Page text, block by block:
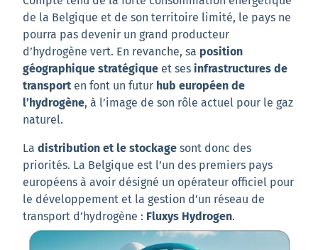
de la Belgique et de son territoire limité, le pays ne
pourra pas devenir un grand producteur
d’hydrogène vert. En revanche, sa position
géographique stratégique et ses infrastructures de
transport en font un futur hub européen de
l’hydrogène, à l’image de son rôle actuel pour le gaz
naturel.
La distribution et le stockage sont donc des
priorités. La Belgique est l’un des premiers pays
européens à avoir désigné un opérateur officiel pour
le développement et la gestion d’un réseau de
transport d’hydrogène : Fluxys Hydrogen.